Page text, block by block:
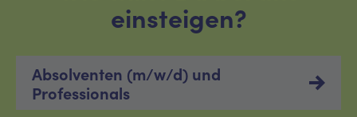
einsteigen?
Absolventen (m/w/d) und
Professionals